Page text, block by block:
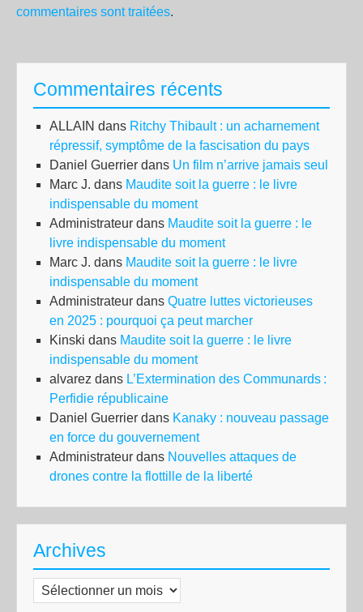
commentaires sont traitées.
Commentaires récents
ALLAIN dans Ritchy Thibault : un acharnement
répressif, symptôme de la fascisation du pays
Daniel Guerrier dans Un film n’arrive jamais seul
Marc J. dans Maudite soit la guerre : le livre
indispensable du moment
Administrateur dans Maudite soit la guerre : le
livre indispensable du moment
Marc J. dans Maudite soit la guerre : le livre
indispensable du moment
Administrateur dans Quatre luttes victorieuses
en 2025 : pourquoi ça peut marcher
Kinski dans Maudite soit la guerre : le livre
indispensable du moment
alvarez dans L’Extermination des Communards :
Perfidie républicaine
Daniel Guerrier dans Kanaky : nouveau passage
en force du gouvernement
Administrateur dans Nouvelles attaques de
drones contre la flottille de la liberté
Archives
Archives